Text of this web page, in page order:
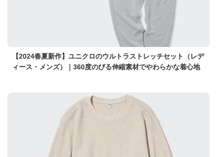
【2024春夏新作】ユニクロのウルトラストレッチセット（レデ
ィース・メンズ）｜360度のびる伸縮素材でやわらかな着心地